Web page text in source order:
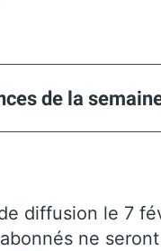
de la
diffusion le 7
ne